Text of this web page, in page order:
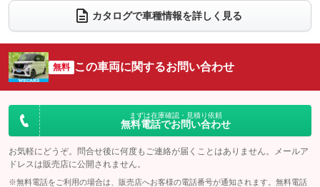
電動リアゲート フロントカメラ
：装備あり
：装備なし ：装備あり
サイドカメラ
：装備あり ルーフレール
：装備なし
：装備なし
：装備なし
カタログで車種情報を詳しく見る
無料 この車両に関するお問い合わせ
まずは在庫確認・見積り依頼
無料電話でお問い合わせ
お気軽にどうぞ。問合せ後に何度もご連絡が届くことはありません。メールア
ドレスは販売店に公開されません。
※無料電話をご利用の場合は、販売店へお客様の電話番号が通知されます。無料電話